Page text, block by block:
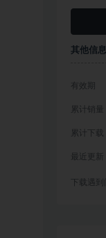
其他信息
有效期
累计销量
累计下载
最近更新
下载遇